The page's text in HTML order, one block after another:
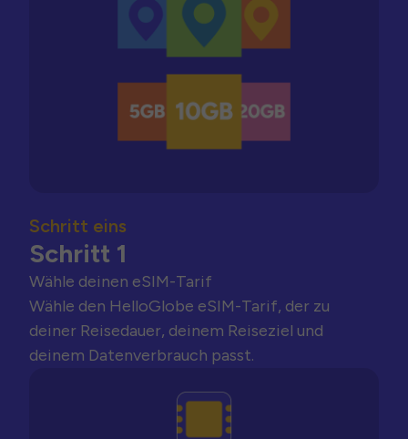
Schritt eins
Schritt 1
Wähle deinen eSIM-Tarif
Wähle den HelloGlobe eSIM-Tarif, der zu
deiner Reisedauer, deinem Reiseziel und
deinem Datenverbrauch passt.